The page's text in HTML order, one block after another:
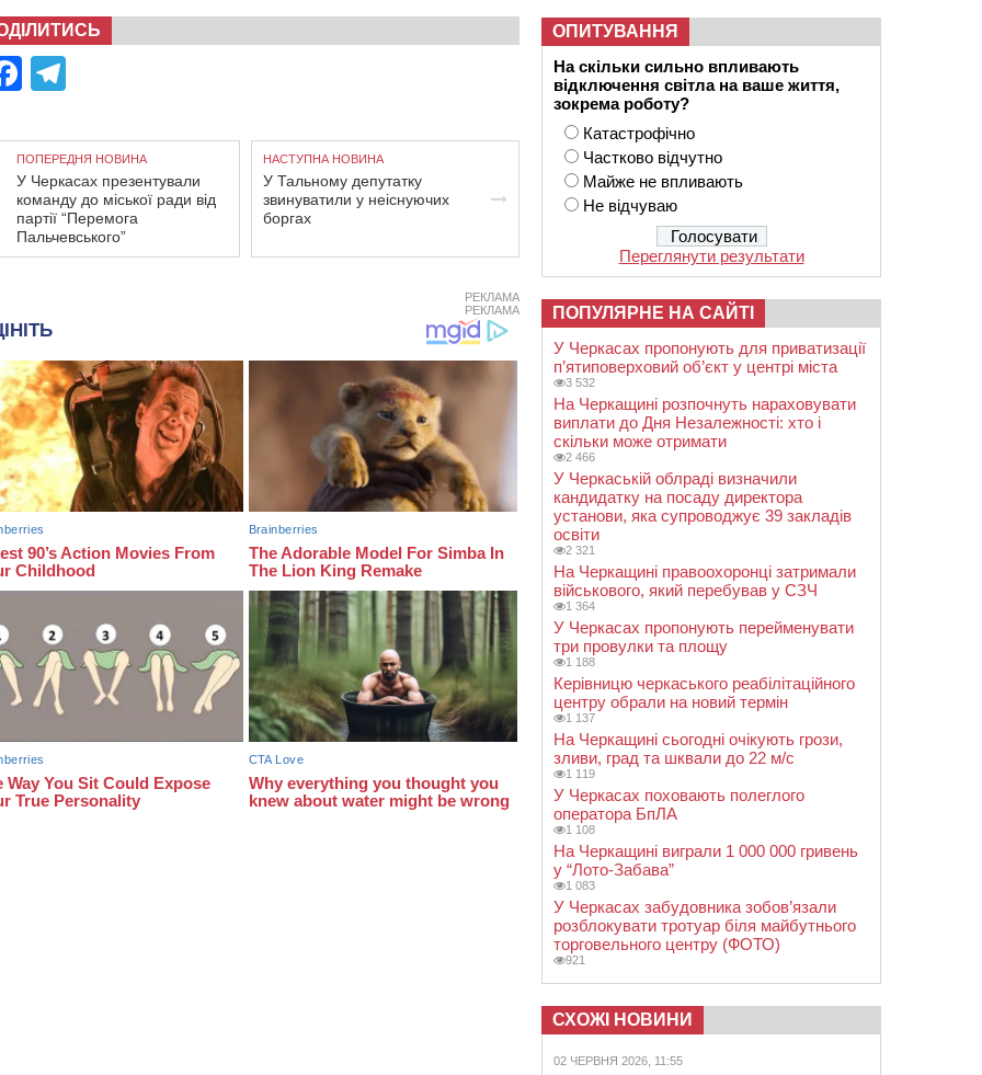
Facebook
ПОПЕРЕДНЯ НОВИНА
У Черкасах презентували
команду до міської ради від
партії “Перемога
Пальчевського”
НАСТУПНА НОВИНА
У Тальному депутатку
звинуватили у неіснуючих
боргах
РЕКЛАМА
РЕКЛАМА
ОПИТУВАННЯ
На скільки сильно впливають
відключення світла на ваше життя,
зокрема роботу?
Катастрофічно
Частково відчутно
Майже не впливають
Не відчуваю
Переглянути результати
ПОПУЛЯРНЕ НА САЙТІ
У Черкасах пропонують для приватизації
п’ятиповерховий об’єкт у центрі міста
3 532
На Черкащині розпочнуть нараховувати
виплати до Дня Незалежності: хто і
скільки може отримати
2 466
У Черкаській облраді визначили
кандидатку на посаду директора
установи, яка супроводжує 39 закладів
освіти
2 321
На Черкащині правоохоронці затримали
військового, який перебував у СЗЧ
1 364
У Черкасах пропонують перейменувати
три провулки та площу
1 188
Керівницю черкаського реабілітаційного
центру обрали на новий термін
1 137
На Черкащині сьогодні очікують грози,
зливи, град та шквали до 22 м/с
1 119
У Черкасах поховають полеглого
оператора БпЛА
1 108
На Черкащині виграли 1 000 000 гривень
у “Лото-Забава”
1 083
У Черкасах забудовника зобов’язали
розблокувати тротуар біля майбутнього
торговельного центру (ФОТО)
921
СХОЖІ НОВИНИ
02 ЧЕРВНЯ 2026, 11:55